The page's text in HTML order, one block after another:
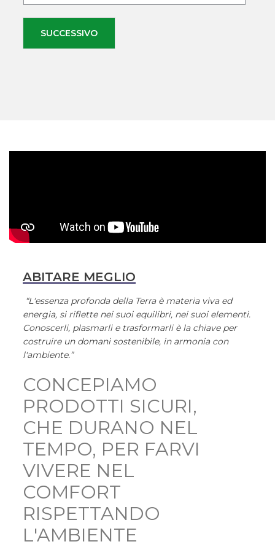
SUCCESSIVO
ABITARE MEGLIO
“L'essenza profonda della Terra è materia viva ed
energia, si riflette nei suoi equilibri, nei suoi elementi.
Conoscerli, plasmarli e trasformarli è la chiave per
costruire un domani sostenibile, in armonia con
l'ambiente.”
CONCEPIAMO
PRODOTTI SICURI,
CHE DURANO NEL
TEMPO, PER FARVI
VIVERE NEL
COMFORT
RISPETTANDO
L'AMBIENTE